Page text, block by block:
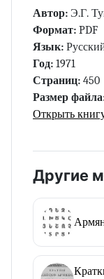
Автор: Э.Г.
Формат: PDF
Язык:
Год: 1971
Страниц: 450
Размер
Открыть
Другие